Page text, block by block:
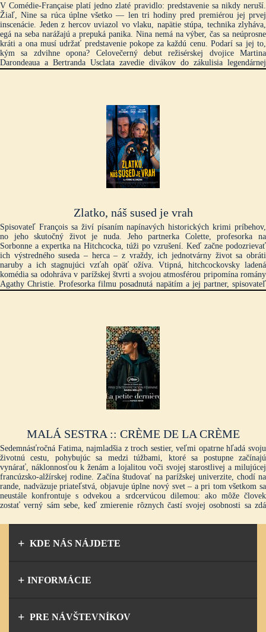
V Comédie-Française platí jedno zlaté pravidlo: predstavenie sa nikdy neruší.
Žiaľ, Nine sa rúca úplne všetko — len tri hodiny pred premiérou jej prvej
inscenácie. Jeden z hercov uviazol vo vlaku, napätie stúpa, technika zlyháva,
egá na seba narážajú a prepuká panika. Nina nemá na výber, čas sa neúprosne
kráti a ona musí udržať predstavenie pokope za každú cenu. Podarí sa jej to,
kým sa zdvihne opona? Celovečerný debut režisérskej dvojice Martina
Darondeaua a Bertranda Usclata zavedie divákov do zákulisia legendárnej
parížskej divadelnej inštitúcie Comédie-Française. Príbeh sa odohráva počas
Premiérový večer sa však rýchlo mení na sériu absurdných a stresujúcich
Zlatko, náš sused je vrah
Spisovateľ François sa živí písaním napínavých historických krimi príbehov,
no jeho skutočný život je nuda. Jeho partnerka Colette, profesorka na
Sorbonne a expertka na Hitchcocka, túži po vzrušení. Keď začne podozrievať
ich výstredného suseda – herca – z vraždy, ich jednotvárny život sa obráti
naruby a ich stagnujúci vzťah opäť ožíva. Vtipná, hitchcockovsky ladená
komédia sa odohráva v parížskej štvrti a svojou atmosférou pripomína romány
Agathy Christie. Profesorka filmu posadnutá napätím a jej partner, spisovateľ
historických detektívok, sa začnú domnievať, že boli svedkami vraždy, ktorú
stierajú, keď si dvojica prenáša filmovú logiku do každodenného...
MALÁ SESTRA :: CRÈME DE LA CRÈME
Sedemnásťročná Fatima, najmladšia z troch sestier, veľmi opatrne hľadá svoju
životnú cestu, pohybujúc sa medzi túžbami, ktoré sa postupne začínajú
vynárať, náklonnosťou k ženám a lojalitou voči svojej starostlivej a milujúcej
francúzsko-alžírskej rodine. Začína študovať na parížskej univerzite, chodí na
rande, nadväzuje priateľstvá, objavuje úplne nový svet – a pri tom všetkom sa
neustále konfrontuje s odvekou a srdcervúcou dilemou: ako môže človek
zostať verný sám sebe, keď zmierenie rôznych častí svojej osobnosti sa zdá
románe Fatimy Daas, ktorý pre filmové plátno adaptovala Hafsia Herzi,
sekcii Un Certain Regard filmového festivalu v Cannes) a ZASLÚŽÍŠ SI
KDE NÁS NÁJDETE
INFORMÁCIE
PRE NÁVŠTEVNÍKOV